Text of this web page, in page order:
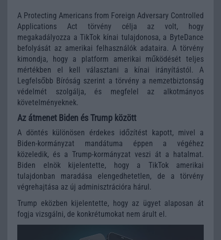
A Protecting Americans from Foreign Adversary Controlled
Applications Act törvény célja az volt, hogy
megakadályozza a TikTok kínai tulajdonosa, a ByteDance
befolyását az amerikai felhasználók adataira. A törvény
kimondja, hogy a platform amerikai működését teljes
mértékben el kell választani a kínai irányítástól. A
Legfelsőbb Bíróság szerint a törvény a nemzetbiztonság
védelmét szolgálja, és megfelel az alkotmányos
követelményeknek.
Az átmenet Biden és Trump között
A döntés különösen érdekes időzítést kapott, mivel a
Biden-kormányzat mandátuma éppen a végéhez
közeledik, és a Trump-kormányzat veszi át a hatalmat.
Biden elnök kijelentette, hogy a TikTok amerikai
tulajdonban maradása elengedhetetlen, de a törvény
végrehajtása az új adminisztrációra hárul.
Trump eközben kijelentette, hogy az ügyet alaposan át
fogja vizsgálni, de konkrétumokat nem árult el.